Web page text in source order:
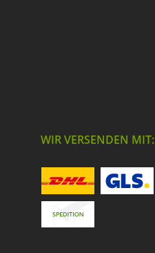
WIR VERSENDEN MIT: